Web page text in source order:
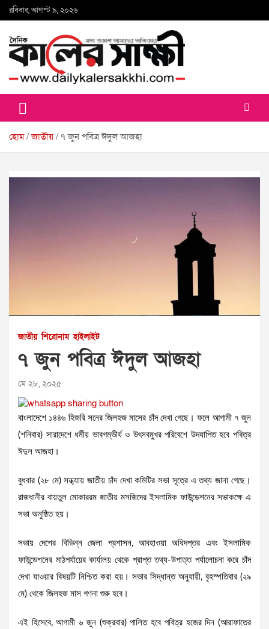
Skip
to
রবিবার, আগস্ট ৯, ২০২৬
কালের সাক্ষী
হোম জাতীয় ৭ জুন পবিত্র ঈদুল আজহা
জাতীয় শিরোনাম হাইলাইট
৭ জুন পবিত্র ঈদুল আজহা
মে ২৮, ২০২৫
বাংলাদেশে ১৪৪৬ হিজরি সনের জিলহজ মাসের চাঁদ দেখা গেছে। ফলে আগামী ৭ জুন
(শনিবার) সারাদেশে ধর্মীয় ভাবগম্ভীর্য ও উৎসবমুখর পরিবেশে উদযাপিত হবে পবিত্র
ঈদুল আজহা।
বুধবার (২৮ মে) সন্ধ্যায় জাতীয় চাঁদ দেখা কমিটির সভা সূত্রে এ তথ্য জানা গেছে।
রাজধানীর বায়তুল মোকাররম জাতীয় মসজিদের ইসলামিক ফাউন্ডেশনের সভাকক্ষে এ
সভা অনুষ্ঠিত হয়।
সভায় দেশের বিভিন্ন জেলা প্রশাসন, আবহাওয়া অধিদপ্তর এবং ইসলামিক
ফাউন্ডেশনের মাঠপর্যায়ের কার্যালয় থেকে প্রাপ্ত তথ্য-উপাত্ত পর্যালোচনা করে চাঁদ
দেখা যাওয়ার বিষয়টি নিশ্চিত করা হয়। সভার সিদ্ধান্ত অনুযায়ী, বৃহস্পতিবার (২৯
মে) থেকে জিলহজ মাস গণনা শুরু হবে।
এই হিসেবে, আগামী ৬ জুন (শুক্রবার) পালিত হবে পবিত্র হজের দিন (আরাফাতের